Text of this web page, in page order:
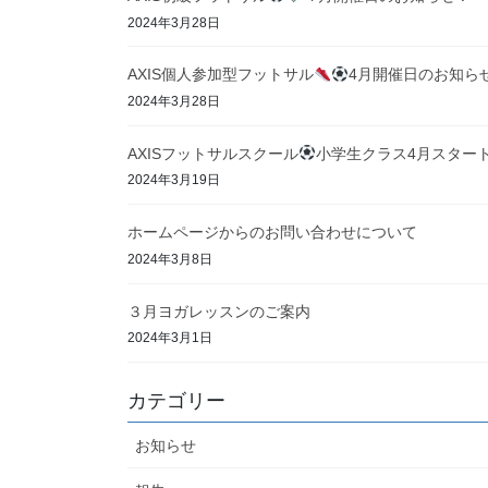
2024年3月28日
AXIS個人参加型フットサル 4月開催日のお知ら
2024年3月28日
AXISフットサルスクール 小学生クラス4月スター
2024年3月19日
ホームページからのお問い合わせについて
2024年3月8日
３月ヨガレッスンのご案内
2024年3月1日
カテゴリー
お知らせ